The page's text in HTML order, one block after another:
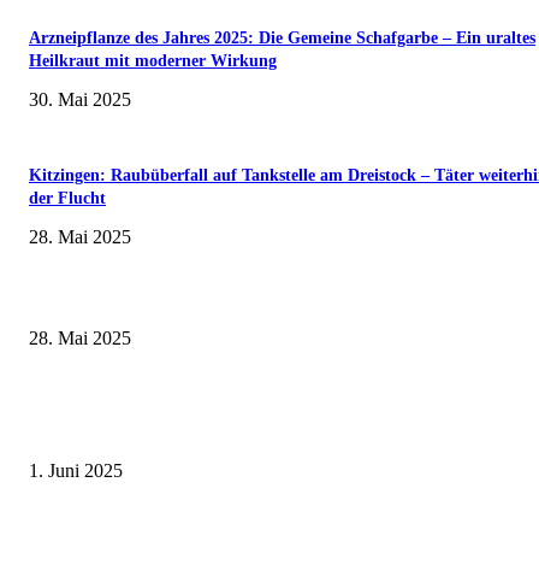
Arzneipflanze des Jahres 2025: Die Gemeine Schafgarbe – Ein uraltes
Heilkraut mit moderner Wirkung
30. Mai 2025
Kitzingen: Raubüberfall auf Tankstelle am Dreistock – Täter
der Flucht
28. Mai 2025
28. Mai 2025
1. Juni 2025